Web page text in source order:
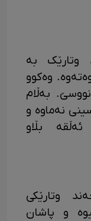
وتارێک بە
وەکوو
بەڵام
نەماوە و
بڵاو
وتارێکی
و پاشان